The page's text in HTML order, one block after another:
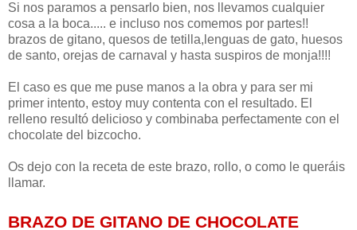
Si nos paramos a pensarlo bien, nos llevamos cualquier
cosa a la boca..... e incluso nos comemos por partes!!
brazos de gitano, quesos de tetilla,lenguas de gato, huesos
de santo, orejas de carnaval y hasta suspiros de monja!!!!
El caso es que me puse manos a la obra y para ser mi
primer intento, estoy muy contenta con el resultado. El
relleno resultó delicioso y combinaba perfectamente con el
chocolate del bizcocho.
Os dejo con la receta de este brazo, rollo, o como le queráis
llamar.
BRAZO DE GITANO DE CHOCOLATE